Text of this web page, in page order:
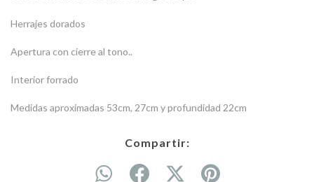
Herrajes dorados
Apertura con cierre al tono..
Interior forrado
Medidas aproximadas 53cm, 27cm y profundidad 22cm
Compartir: